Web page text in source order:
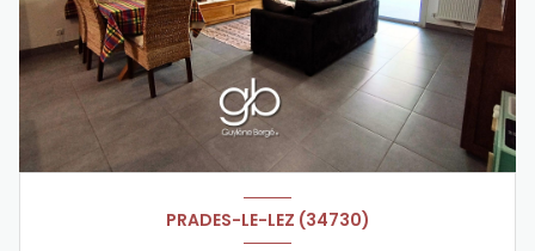
PRADES-LE-LEZ (34730)